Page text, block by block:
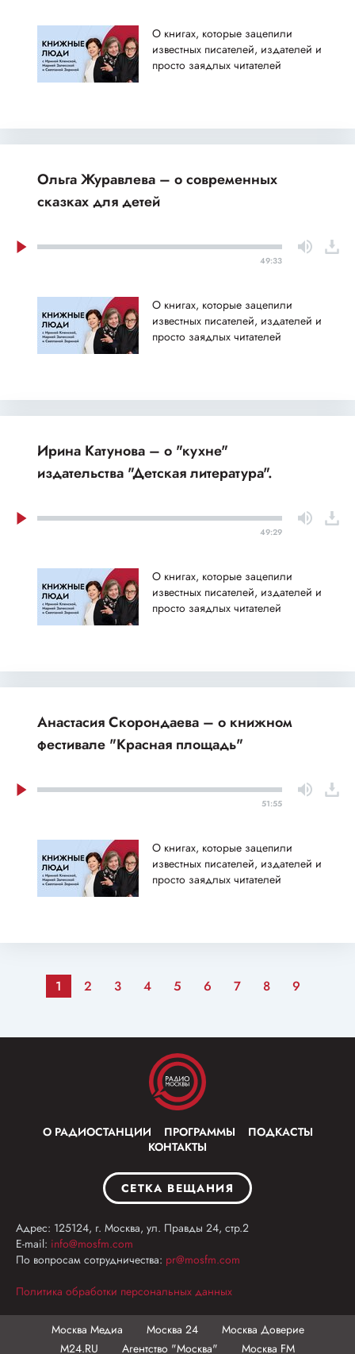
О книгах, которые зацепили
известных писателей, издателей и
просто заядлых читателей
Ольга Журавлева – о современных
сказках для детей
49:33
О книгах, которые зацепили
известных писателей, издателей и
просто заядлых читателей
Ирина Катунова – о "кухне"
издательства "Детская литература".
49:29
О книгах, которые зацепили
известных писателей, издателей и
просто заядлых читателей
Анастасия Скорондаева – о книжном
фестивале "Красная площадь"
51:55
О книгах, которые зацепили
известных писателей, издателей и
просто заядлых читателей
1 2 3 4 5 6 7 8 9
О РАДИОСТАНЦИИ ПРОГРАММЫ
ПОДКАСТЫ
КОНТАКТЫ
СЕТКА ВЕЩАНИЯ
Адрес: 125124, г. Москва, ул. Правды 24, стр.2
E-mail: info@mosfm.com
По вопросам сотрудничества: pr@mosfm.com
Политика обработки персональных данных
Москва Медиа Москва 24
Москва Доверие
М24.RU
Агентство "Москва" Москва FM